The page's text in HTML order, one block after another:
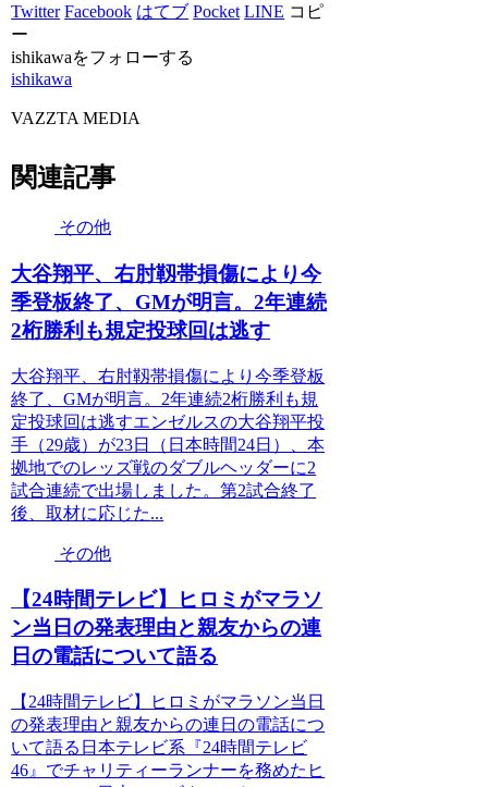
Twitter Facebook はてブ Pocket LINE コピ
ー
ishikawaをフォローする
ishikawa
VAZZTA MEDIA
関連記事
その他
大谷翔平、右肘靱帯損傷により今
季登板終了、GMが明言。2年連続
2桁勝利も規定投球回は逃す
大谷翔平、右肘靱帯損傷により今季登板
終了、GMが明言。2年連続2桁勝利も規
定投球回は逃すエンゼルスの大谷翔平投
手（29歳）が23日（日本時間24日）、本
拠地でのレッズ戦のダブルヘッダーに2
試合連続で出場しました。第2試合終了
後、取材に応じた...
その他
【24時間テレビ】ヒロミがマラソ
ン当日の発表理由と親友からの連
日の電話について語る
【24時間テレビ】ヒロミがマラソン当日
の発表理由と親友からの連日の電話につ
いて語る日本テレビ系『24時間テレビ
46』でチャリティーランナーを務めたヒ